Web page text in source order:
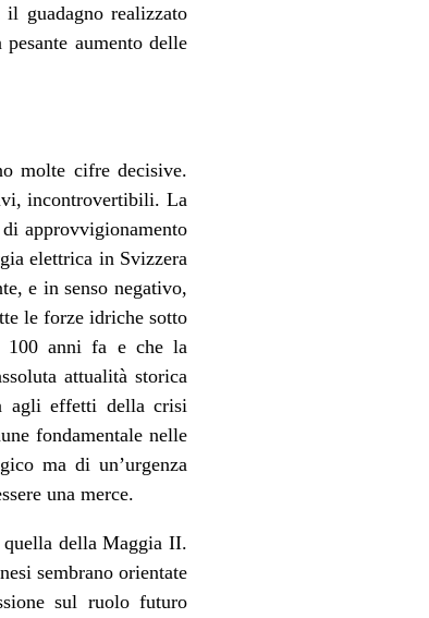
guadagno realizzato
aumento delle
molte cifre decisive.
incontrovertibili. La
approvvigionamento
elettrica in Svizzera
e in senso negativo,
le forze idriche sotto
100 anni fa e che la
attualità storica
agli effetti della crisi
fondamentale nelle
ma di un’urgenza
una merce.
della Maggia II.
sembrano orientate
sul ruolo futuro